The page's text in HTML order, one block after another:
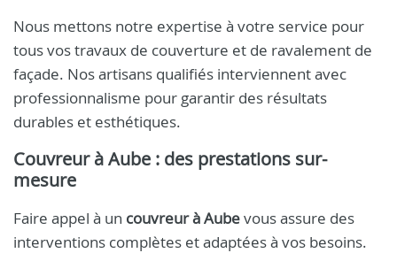
Nous mettons notre expertise à votre service pour
tous vos travaux de couverture et de ravalement de
façade. Nos artisans qualifiés interviennent avec
professionnalisme pour garantir des résultats
durables et esthétiques.
Couvreur à Aube : des prestations sur-
mesure
Faire appel à un couvreur à Aubevous assure des
interventions complètes et adaptées à vos besoins.